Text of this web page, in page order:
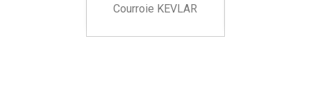
Courroie KEVLAR